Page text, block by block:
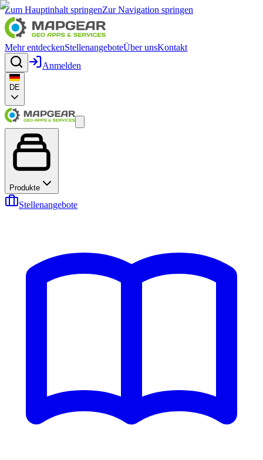
Zum Hauptinhalt springenZur Navigation springen
Mehr entdeckenStellenangeboteÜber unsKontakt
Anmelden
DE
Produkte
Stellenangebote